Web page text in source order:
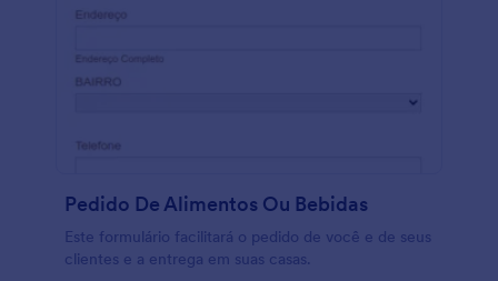
Pedido De Alimentos Ou Bebidas
Este formulário facilitará o pedido de você e de seus
clientes e a entrega em suas casas.